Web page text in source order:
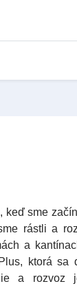
keď sme
rástli a
a
ktorá sa
a rozvoz